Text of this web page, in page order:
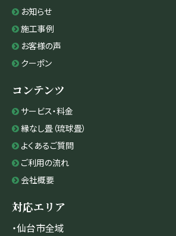
お知らせ
施工事例
お客様の声
クーポン
コンテンツ
サービス・料金
縁なし畳（琉球畳）
よくあるご質問
ご利用の流れ
会社概要
対応エリア
・仙台市全域